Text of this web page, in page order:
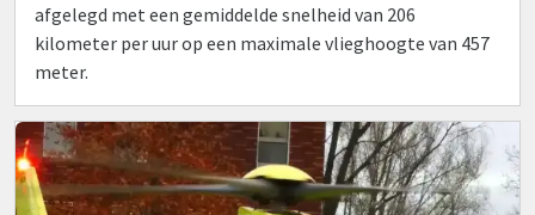
afgelegd met een gemiddelde snelheid van 206
kilometer per uur op een maximale vlieghoogte van 457
meter.